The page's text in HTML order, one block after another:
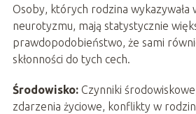
Osoby, których rodzina wykazywała
neurotyzmu, mają statystycznie
prawdopodobieństwo, że sami
skłonności do tych cech.
Środowisko:Czynniki
zdarzenia życiowe, konflikty w